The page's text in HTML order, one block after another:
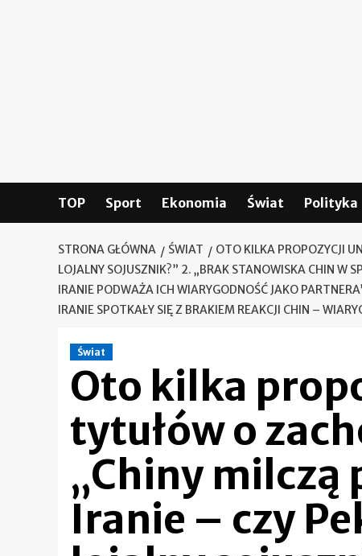
TOP Sport Ekonomia Świat Polityka
STRONA GŁÓWNA ŚWIAT
OTO KILKA PROPOZYCJI
LOJALNY SOJUSZNIK?” 2. „BRAK STANOWISKA CHIN W
IRANIE PODWAŻA ICH WIARYGODNOŚĆ JAKO
IRANIE SPOTKAŁY SIĘ Z BRAKIEM REAKCJI CHIN –
Świat
Oto kilka
tytułów o
„Chiny milczą
Iranie – czy